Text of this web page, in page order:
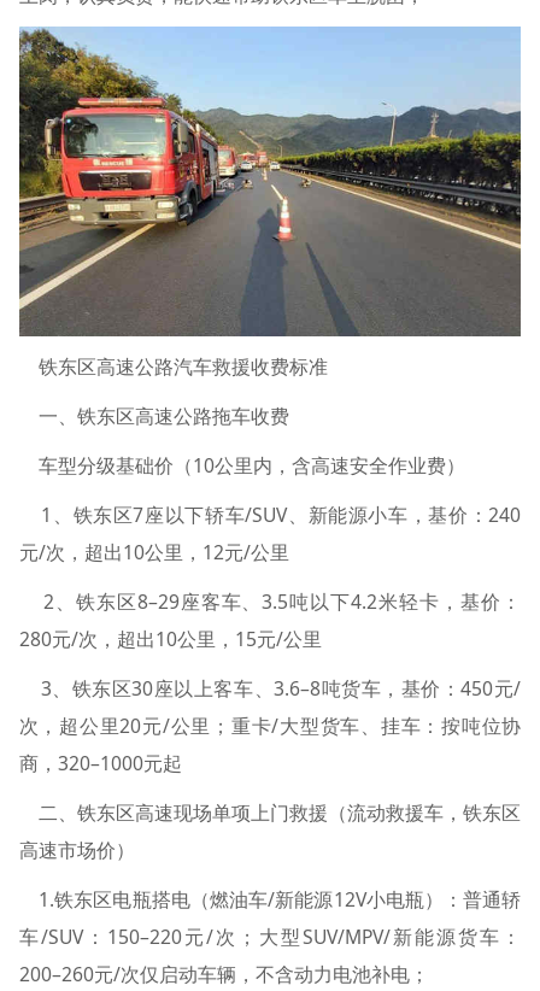
铁东区高速公路汽车救援收费标准
一、铁东区高速公路拖车收费
车型分级基础价（10公里内，含高速安全作业费）
1、铁东区7座以下轿车/SUV、新能源小车，基价：240
元/次，超出10公里，12元/公里
2、铁东区8–29座客车、3.5吨以下4.2米轻卡，基价：
280元/次，超出10公里，15元/公里
3、铁东区30座以上客车、3.6–8吨货车，基价：450元/
次，超公里20元/公里；重卡/大型货车、挂车：按吨位协
商，320–1000元起
二、铁东区高速现场单项上门救援（流动救援车，铁东区
高速市场价）
1.铁东区电瓶搭电（燃油车/新能源12V小电瓶）：普通轿
车/SUV：150–220元/次；大型SUV/MPV/新能源货车：
200–260元/次仅启动车辆，不含动力电池补电；